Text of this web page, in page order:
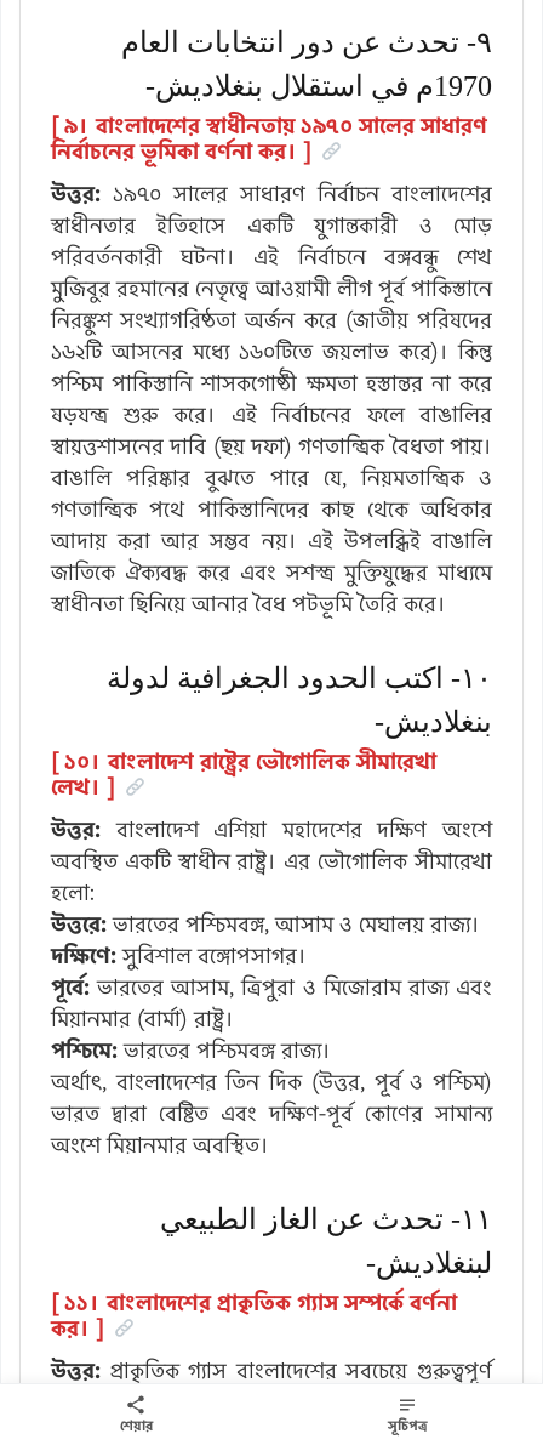
۹- تحدث عن دور انتخابات العام
1970م في استقلال بنغلاديش-
[ ৯। বাংলাদেশের স্বাধীনতায় ১৯৭০ সালের সাধারণ
নির্বাচনের ভূমিকা বর্ণনা কর। ]
উত্তর: ১৯৭০ সালের সাধারণ নির্বাচন বাংলাদেশের
স্বাধীনতার ইতিহাসে একটি যুগান্তকারী ও মোড়
পরিবর্তনকারী ঘটনা। এই নির্বাচনে বঙ্গবন্ধু শেখ
মুজিবুর রহমানের নেতৃত্বে আওয়ামী লীগ পূর্ব পাকিস্তানে
নিরঙ্কুশ সংখ্যাগরিষ্ঠতা অর্জন করে (জাতীয় পরিষদের
১৬২টি আসনের মধ্যে ১৬০টিতে জয়লাভ করে)। কিন্তু
পশ্চিম পাকিস্তানি শাসকগোষ্ঠী ক্ষমতা হস্তান্তর না করে
ষড়যন্ত্র শুরু করে। এই নির্বাচনের ফলে বাঙালির
স্বায়ত্তশাসনের দাবি (ছয় দফা) গণতান্ত্রিক বৈধতা পায়।
বাঙালি পরিষ্কার বুঝতে পারে যে, নিয়মতান্ত্রিক ও
গণতান্ত্রিক পথে পাকিস্তানিদের কাছ থেকে অধিকার
আদায় করা আর সম্ভব নয়। এই উপলব্ধিই বাঙালি
জাতিকে ঐক্যবদ্ধ করে এবং সশস্ত্র মুক্তিযুদ্ধের মাধ্যমে
স্বাধীনতা ছিনিয়ে আনার বৈধ পটভূমি তৈরি করে।
۱۰- اكتب الحدود الجغرافية لدولة
بنغلاديش-
[ ১০। বাংলাদেশ রাষ্ট্রের ভৌগোলিক সীমারেখা
লেখ। ]
উত্তর: বাংলাদেশ এশিয়া মহাদেশের দক্ষিণ অংশে
অবস্থিত একটি স্বাধীন রাষ্ট্র। এর ভৌগোলিক সীমারেখা
হলো:
উত্তরে:ভারতের পশ্চিমবঙ্গ, আসাম ও মেঘালয় রাজ্য।
দক্ষিণে:সুবিশাল বঙ্গোপসাগর।
পূর্বে: ভারতের আসাম, ত্রিপুরা ও মিজোরাম রাজ্য এবং
মিয়ানমার (বার্মা) রাষ্ট্র।
পশ্চিমে:ভারতের পশ্চিমবঙ্গ রাজ্য।
অর্থাৎ, বাংলাদেশের তিন দিক (উত্তর, পূর্ব ও পশ্চিম)
ভারত দ্বারা বেষ্টিত এবং দক্ষিণ-পূর্ব কোণের সামান্য
অংশে মিয়ানমার অবস্থিত।
۱۱- تحدث عن الغاز الطبيعي
لبنغلاديش-
[ ১১। বাংলাদেশের প্রাকৃতিক গ্যাস সম্পর্কে বর্ণনা
কর। ]
উত্তর: প্রাকৃতিক গ্যাস বাংলাদেশের সবচেয়ে গুরুত্বপূর্ণ
এবং মূল্যবান খনিজ ও জ্বালানি সম্পদ। এটি দেশের
শিল্পের প্রধান চালিকাশক্তি। দেশে এ পর্যন্ত ২৯টির বেশি
শেয়ার সূচিপত্র